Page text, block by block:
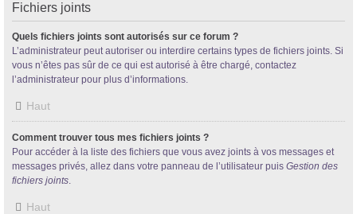
Fichiers joints
Quels fichiers joints sont autorisés sur ce forum ?
L’administrateur peut autoriser ou interdire certains types de fichiers joints. Si
vous n’êtes pas sûr de ce qui est autorisé à être chargé, contactez
l’administrateur pour plus d’informations.
Haut
Comment trouver tous mes fichiers joints ?
Pour accéder à la liste des fichiers que vous avez joints à vos messages et
messages privés, allez dans votre panneau de l’utilisateur puis Gestion des
fichiers joints.
Haut